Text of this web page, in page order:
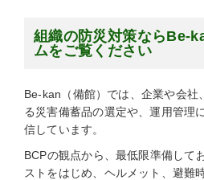
組織の防災対策ならBe-
ムをご覧ください
Be-kan（備館）では、企業や会社
る災害備蓄品の選定や、運用管理
信しています。
BCPの観点から、最低限準備して
ストをはじめ、ヘルメット、避難